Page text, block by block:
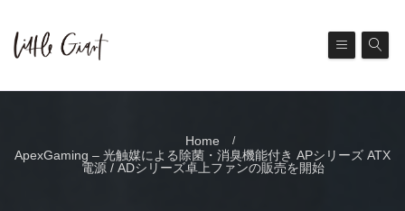
Home
ApexGaming – 光触媒による除菌・消臭機能付き APシリーズ ATX
電源 / ADシリーズ卓上ファンの販売を開始